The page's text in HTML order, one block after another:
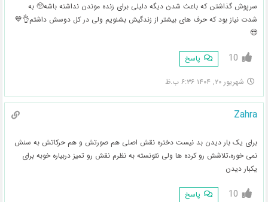
سرپوش گذاشتن که باعث شدن دیگه دلیلی برای زنده موندن نداشته باشه🥺 به
شدت نیاز بود که حرف های بیشتر از زندگیش بشنویم ولی در کل دوسش داشتم👌💙
😍
10 پاسخ
شهریور ۲۰, ۱۴۰۴ ۶:۳۶ ب.ظ
Zahra
برای یک بار دیدن بد نیست دختره نقش اصلی هم صورتش و هم حرکاتش به سنش
نمی خوره،تلاشش رو کرده ها ولی نتونسته به نظرم نقش رو تمیز دربیاره خوبه برای
یکبار دیدن
10 پاسخ